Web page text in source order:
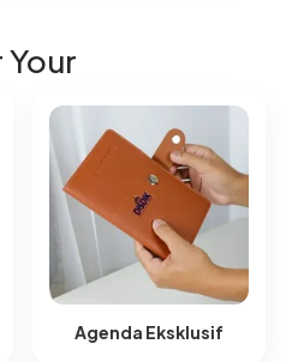
Agenda Eksklusif